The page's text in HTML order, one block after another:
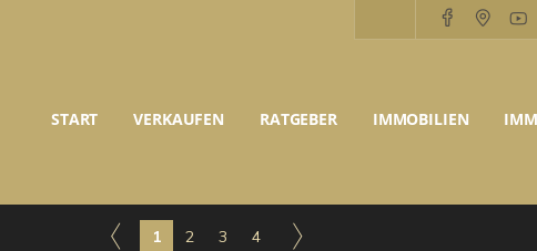
START VERKAUFEN RATGEBER IMMOBILIEN
1 2 3 4